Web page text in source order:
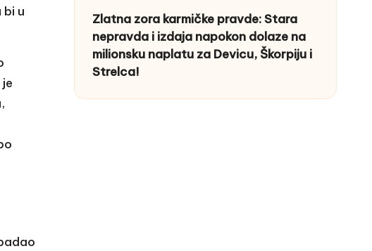
bi u
Zlatna zora karmičke pravde: Stara
nepravda i izdaja napokon dolaze na
milionsku naplatu za Devicu, Škorpiju i
Strelca!